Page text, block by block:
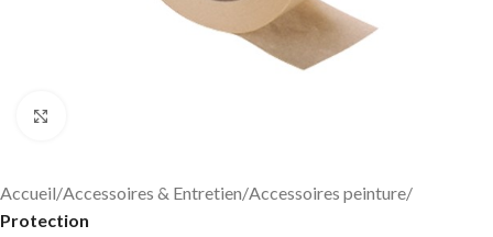
Accueil Accessoires & Entretien Accessoires peinture
Protection